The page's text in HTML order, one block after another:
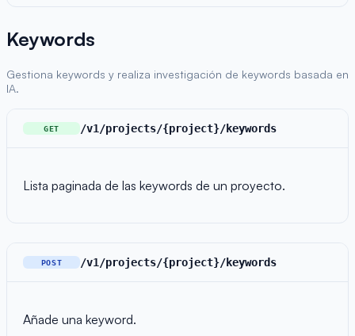
Keywords
Gestiona keywords y realiza investigación de keywords basada en
IA.
GET /v1/projects/{project}/keywords
Lista paginada de las keywords de un proyecto.
POST /v1/projects/{project}/keywords
Añade una keyword.